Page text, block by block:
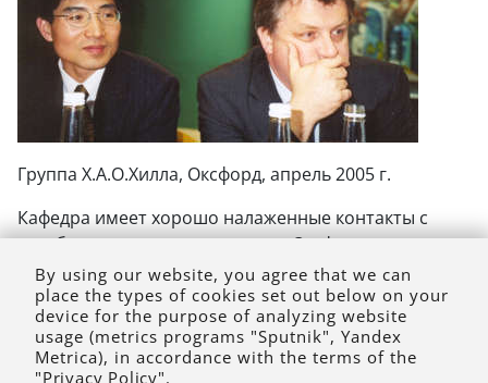
Группа Х.А.О.Хилла, Оксфорд, апрель 2005 г.
Кафедра имеет хорошо налаженные контакты с
зарубежными университетами: Оксфордским
университетом (Великобритания), университетом г.
Феррара (Италия), Техасским университетом (США),
Канадзавским университетом (Япония),
Монгольским государственным университетом и др.
By using our website, you agree that we can
place the types of cookies set out below on your
device for the purpose of analyzing website
usage (metrics programs "Sputnik", Yandex
Metrica), in accordance with the terms of the
"Privacy Policy".